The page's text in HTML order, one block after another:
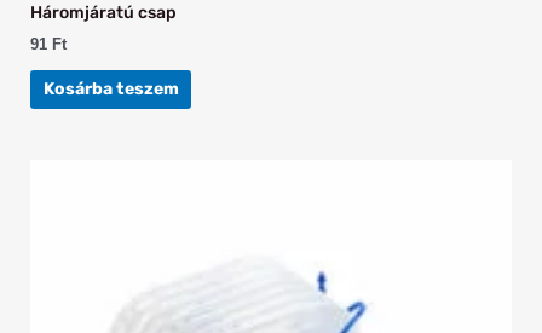
Háromjáratú csap
91 Ft
Kosárba teszem